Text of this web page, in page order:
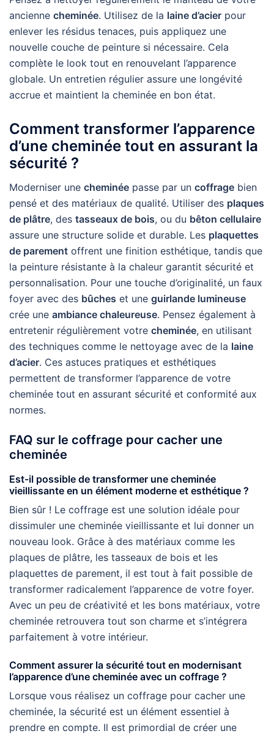
ancienne cheminée. Utilisez de la laine d’acier pour
enlever les résidus tenaces, puis appliquez une
nouvelle couche de peinture si nécessaire. Cela
complète le look tout en renouvelant l’apparence
globale. Un entretien régulier assure une longévité
accrue et maintient la cheminée en bon état.
Comment transformer l’apparence
d’une cheminée tout en assurant la
sécurité ?
Moderniser une cheminée passe par un coffrage bien
pensé et des matériaux de qualité. Utiliser des plaques
de plâtre, des tasseaux de bois, ou du bêton cellulaire
assure une structure solide et durable. Les plaquettes
de parement offrent une finition esthétique, tandis que
la peinture résistante à la chaleur garantit sécurité et
personnalisation. Pour une touche d’originalité, un faux
foyer avec des bûches et une guirlande lumineuse
crée une ambiance chaleureuse. Pensez également à
entretenir régulièrement votre cheminée, en utilisant
des techniques comme le nettoyage avec de la laine
d’acier. Ces astuces pratiques et esthétiques
permettent de transformer l’apparence de votre
cheminée tout en assurant sécurité et conformité aux
normes.
FAQ sur le coffrage pour cacher une
cheminée
Est-il possible de transformer une cheminée
vieillissante en un élément moderne et esthétique ?
Bien sûr ! Le coffrage est une solution idéale pour
dissimuler une cheminée vieillissante et lui donner un
nouveau look. Grâce à des matériaux comme les
plaques de plâtre, les tasseaux de bois et les
plaquettes de parement, il est tout à fait possible de
transformer radicalement l’apparence de votre foyer.
Avec un peu de créativité et les bons matériaux, votre
cheminée retrouvera tout son charme et s’intégrera
parfaitement à votre intérieur.
Comment assurer la sécurité tout en modernisant
l’apparence d’une cheminée avec un coffrage ?
Lorsque vous réalisez un coffrage pour cacher une
cheminée, la sécurité est un élément essentiel à
prendre en compte. Il est primordial de créer une